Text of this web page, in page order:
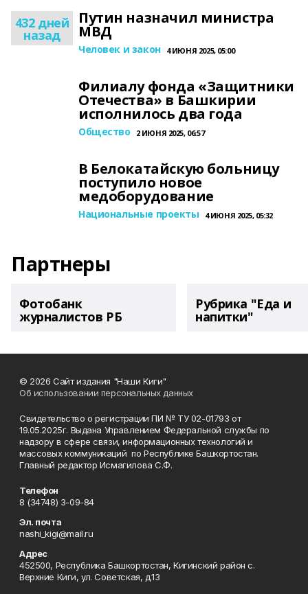
432 дней
назад
Путин назначил министра
МВД
Человек и закон 4 ИЮНЯ 2025, 05:00
Филиалу фонда «Защитники
Отечества» в Башкирии
исполнилось два года
Общество 2 ИЮНЯ 2025, 06:57
В Белокатайскую больницу
поступило новое
медоборудование
Национальные проекты 4 ИЮНЯ 2025, 05:32
Партнеры
Фотобанк
журналистов РБ
Рубрика "Еда и
напитки"
© 2026 Сайт издания "Наши Киги"
Об использовании персональных данных
Свидетельство о регистрации ПИ № ТУ 02-01793 от
19.05.2025г. Выдана Управлением Федеральной службы по
надзору в сфере связи, информационных технологий и
массовых коммуникаций по Республике Башкортостан.
Главный редактор Исмагилова С.Ф.
Телефон
8 (34748) 3-09-84
Эл. почта
nashi_kigi@mail.ru
Адрес
452500, Республика Башкортостан, Кигинский район с.
Верхние Киги, ул. Советская, д.13